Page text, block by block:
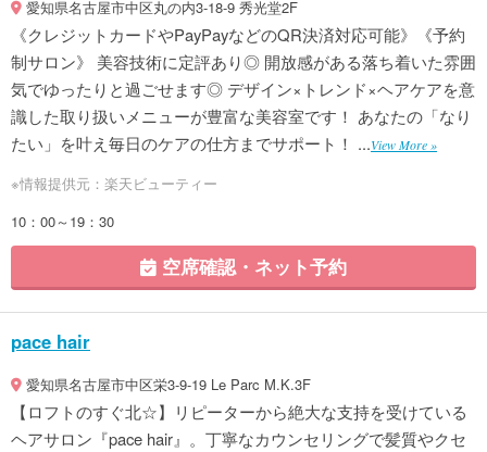
愛知県名古屋市中区丸の内3-18-9 秀光堂2F
《クレジットカードやPayPayなどのQR決済対応可能》《予約
制サロン》 美容技術に定評あり◎ 開放感がある落ち着いた雰囲
気でゆったりと過ごせます◎ デザイン×トレンド×ヘアケアを意
識した取り扱いメニューが豊富な美容室です！ あなたの「なり
たい」を叶え毎日のケアの仕方までサポート！ ...View More »
※情報提供元：楽天ビューティー
10：00～19：30
空席確認・ネット予約
pace hair
愛知県名古屋市中区栄3-9-19 Le Parc M.K.3F
【ロフトのすぐ北☆】リピーターから絶大な支持を受けている
ヘアサロン『pace hair』。丁寧なカウンセリングで髪質やクセ